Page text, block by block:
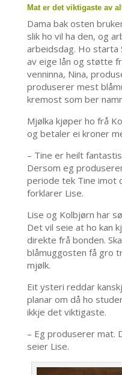
Mat er det viktigaste av
Dama bak osten
slik ho vil ha den, og
arbeidsdag. Ho starta
av eige lån og støtte
venninna, Nina,
produserer mest
kremost som ber
Mjølka kjøper ho frå
og betaler ei kroner
– Tine er heilt
Dersom eg
periode tek Tine imot
forklarer Lise.
Lise og Kolbjørn har
Det vil seie at ho kan
direkte frå bonden.
blåmuggosten få gro
mjølk.
Eit ysteri reddar
planar om då ho
ikkje det viktigaste.
– Eg produserer mat.
seier Lise.